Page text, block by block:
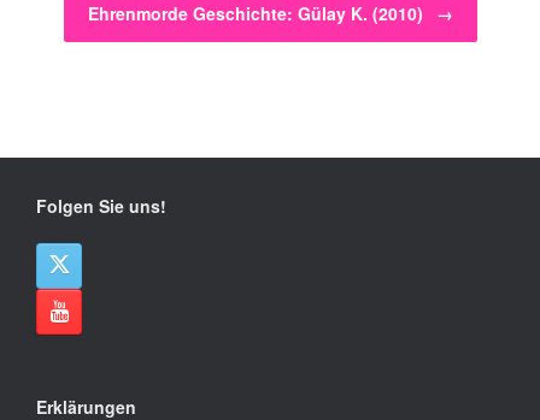
Ehrenmorde Geschichte: Gülay K. (2010) →
Folgen Sie uns!
Erklärungen